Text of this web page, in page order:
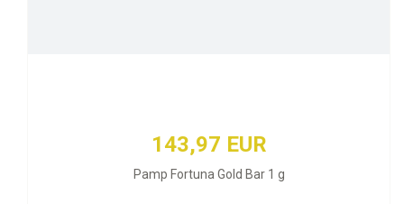
143,97 EUR
Pamp Fortuna Gold Bar 1 g